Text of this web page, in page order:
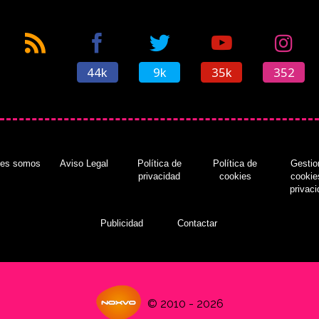
44k 9k 35k 352
somos Aviso Legal
Política de
privacidad
Política de
cookies
Publicidad Contactar
© 2010 - 2026